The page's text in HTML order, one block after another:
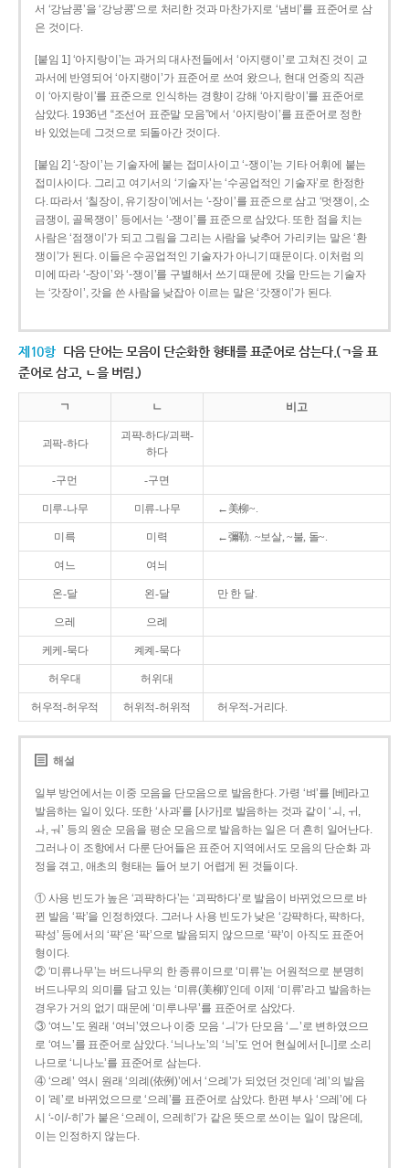
서 ‘강남콩’을 ‘강낭콩’으로 처리한 것과 마찬가지로 ‘냄비’를 표준어로 삼
은 것이다.
[붙임 1] ‘아지랑이’는 과거의 대사전들에서 ‘아지랭이’로 고쳐진 것이 교
과서에 반영되어 ‘아지랭이’가 표준어로 쓰여 왔으나, 현대 언중의 직관
이 ‘아지랑이’를 표준으로 인식하는 경향이 강해 ‘아지랑이’를 표준어로
삼았다. 1936년 “조선어 표준말 모음”에서 ‘아지랑이’를 표준어로 정한
바 있었는데 그것으로 되돌아간 것이다.
[붙임 2] ‘-장이’는 기술자에 붙는 접미사이고 ‘-쟁이’는 기타 어휘에 붙는
접미사이다. 그리고 여기서의 ‘기술자’는 ‘수공업적인 기술자’로 한정한
다. 따라서 ‘칠장이, 유기장이’에서는 ‘-장이’를 표준으로 삼고 ‘멋쟁이, 소
금쟁이, 골목쟁이’ 등에서는 ‘-쟁이’를 표준으로 삼았다. 또한 점을 치는
사람은 ‘점쟁이’가 되고 그림을 그리는 사람을 낮추어 가리키는 말은 ‘환
쟁이’가 된다. 이들은 수공업적인 기술자가 아니기 때문이다. 이처럼 의
미에 따라 ‘-장이’와 ‘-쟁이’를 구별해서 쓰기 때문에 갓을 만드는 기술자
는 ‘갓장이’, 갓을 쓴 사람을 낮잡아 이르는 말은 ‘갓쟁이’가 된다.
제10항 다음 단어는 모음이 단순화한 형태를 표준어로 삼는다.(ㄱ을 표
준어로 삼고, ㄴ을 버림.)
ㄱ ㄴ 비고
괴팍-하다
괴퍅-하다/괴팩-
하다
-구먼 -구면
미루-나무 미류-나무 ←美柳~.
미륵 미력 ←彌勒. ~보살, ~불, 돌~.
여느 여늬
온-달 왼-달 만 한 달.
으레 으례
케케-묵다 켸켸-묵다
허우대 허위대
허우적-허우적 허위적-허위적 허우적-거리다.
해설
일부 방언에서는 이중 모음을 단모음으로 발음한다. 가령 ‘벼’를 [베]라고
발음하는 일이 있다. 또한 ‘사과’를 [사가]로 발음하는 것과 같이 ‘ㅚ, ㅟ,
ㅘ, ㅝ’ 등의 원순 모음을 평순 모음으로 발음하는 일은 더 흔히 일어난다.
그러나 이 조항에서 다룬 단어들은 표준어 지역에서도 모음의 단순화 과
정을 겪고, 애초의 형태는 들어 보기 어렵게 된 것들이다.
① 사용 빈도가 높은 ‘괴퍅하다’는 ‘괴팍하다’로 발음이 바뀌었으므로 바
뀐 발음 ‘팍’을 인정하였다. 그러나 사용 빈도가 낮은 ‘강퍅하다, 퍅하다,
퍅성’ 등에서의 ‘퍅’은 ‘팍’으로 발음되지 않으므로 ‘퍅’이 아직도 표준어
형이다.
② ‘미류나무’는 버드나무의 한 종류이므로 ‘미류’는 어원적으로 분명히
버드나무의 의미를 담고 있는 ‘미류(美柳)’인데 이제 ‘미류’라고 발음하는
경우가 거의 없기 때문에 ‘미루나무’를 표준어로 삼았다.
③ ‘여느’도 원래 ‘여늬’였으나 이중 모음 ‘ㅢ’가 단모음 ‘ㅡ’로 변하였으므
로 ‘여느’를 표준어로 삼았다. ‘늬나노’의 ‘늬’도 언어 현실에서 [니]로 소리
나므로 ‘니나노’를 표준어로 삼는다.
④ ‘으례’ 역시 원래 ‘의례(依例)’에서 ‘으례’가 되었던 것인데 ‘례’의 발음
이 ‘레’로 바뀌었으므로 ‘으레’를 표준어로 삼았다. 한편 부사 ‘으레’에 다
시 ‘-이/-히’가 붙은 ‘으레이, 으레히’가 같은 뜻으로 쓰이는 일이 많은데,
이는 인정하지 않는다.